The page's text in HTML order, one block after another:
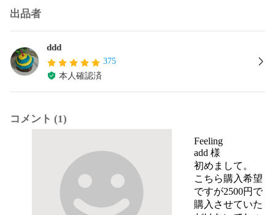
出品者
ddd
375
本人確認済
コメント (1)
Feeling
add 様
初めまして。
こちら購入希望
ですが2500円で
購入させていた